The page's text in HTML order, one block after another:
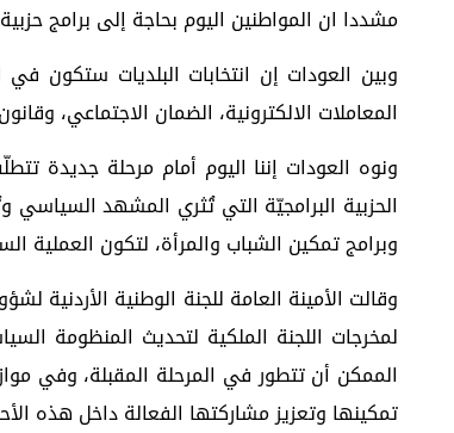
مشددا ان المواطنين اليوم بحاجة إلى برامج
وبين العودات إن انتخابات البلديات ستكون
المعاملات الالكترونية، الضمان الاجتماعي،
ونوه العودات إننا اليوم أمام مرحلة جديدة
الحزبية البرامجيّة التي تُثري المشهد السياسي
وبرامج تمكين الشباب والمرأة، لتكون العملية
وقالت الأمينة العامة للجنة الوطنية
لمخرجات اللجنة الملكية لتحديث المنظومة
الممكن أن تتطور في المرحلة المقبلة، وفي
تمكينها وتعزيز مشاركتها الفعالة داخل هذه